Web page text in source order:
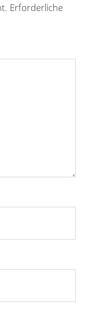
Erforderliche